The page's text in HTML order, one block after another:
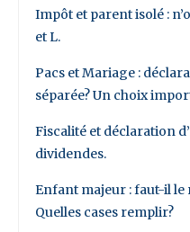
Impôt et parent isolé :
et L.
Pacs et Mariage :
séparée? Un choix
Fiscalité et déclaration
dividendes.
Enfant majeur : faut-il le
Quelles cases remplir?